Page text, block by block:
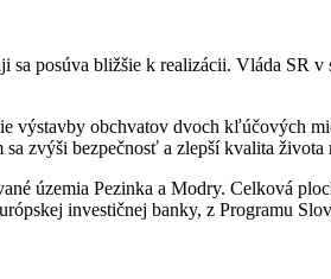
posúva bližšie k realizácii. Vláda SR v
obchvatov dvoch kľúčových
zvýši bezpečnosť a zlepší kvalita
územia Pezinka a Modry. Celková
investičnej banky, z Programu